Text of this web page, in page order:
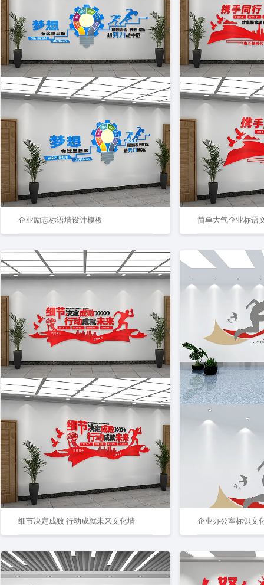
企业励志标语墙设计模板 简单大气企业标语
细节决定成败 行动成就未来文化墙 企业办公室标识文